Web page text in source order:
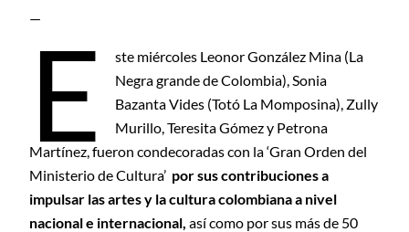
—
E
ste miércoles Leonor González Mina (La
Negra grande de Colombia), Sonia
Bazanta Vides (Totó La Momposina), Zully
Murillo, Teresita Gómez y Petrona
Martínez, fueron condecoradas con la ‘Gran Orden del
Ministerio de Cultura’ por sus contribuciones a
impulsar las artes y la cultura colombiana a nivel
nacional e internacional, así como por sus más de 50